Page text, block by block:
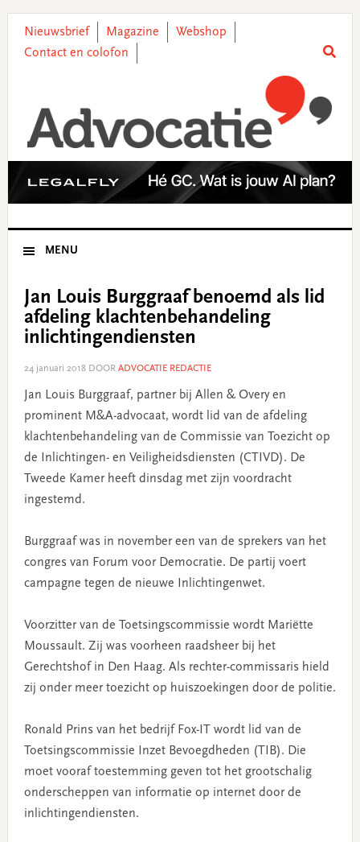
primary
main
primary
footer
Nieuwsbrief Magazine
Webshop
Contact en colofon
MENU
Jan Louis Burggraaf benoemd als lid
afdeling klachtenbehandeling
inlichtingendiensten
24 januari 2018DOOR ADVOCATIE REDACTIE
Jan Louis Burggraaf, partner bij Allen & Overy en
prominent M&A-advocaat, wordt lid van de afdeling
klachtenbehandeling van de Commissie van Toezicht op
de Inlichtingen- en Veiligheidsdiensten (CTIVD). De
Tweede Kamer heeft dinsdag met zijn voordracht
ingestemd.
Burggraaf was in november een van de sprekers van het
congres van Forum voor Democratie. De partij voert
campagne tegen de nieuwe Inlichtingenwet.
Voorzitter van de Toetsingscommissie wordt Mariëtte
Moussault. Zij was voorheen raadsheer bij het
Gerechtshof in Den Haag. Als rechter-commissaris hield
zij onder meer toezicht op huiszoekingen door de politie.
Ronald Prins van het bedrijf Fox-IT wordt lid van de
Toetsingscommissie Inzet Bevoegdheden (TIB). Die
moet vooraf toestemming geven tot het grootschalig
onderscheppen van informatie op internet door de
inlichtingendiensten.